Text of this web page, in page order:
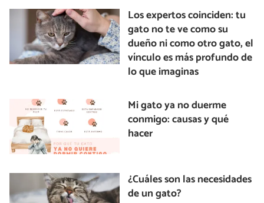
Los expertos coinciden: tu
gato no te ve como su
dueño ni como otro gato, el
vínculo es más profundo de
lo que imaginas
Mi gato ya no duerme
conmigo: causas y qué
hacer
¿Cuáles son las necesidades
de un gato?